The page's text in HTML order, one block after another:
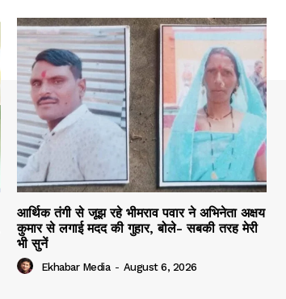
आर्थिक तंगी से जूझ रहे भीमराव पवार ने अभिनेता अक्षय
कुमार से लगाई मदद की गुहार, बोले- सबकी तरह मेरी
भी सुनें
Ekhabar Media - August 6, 2026